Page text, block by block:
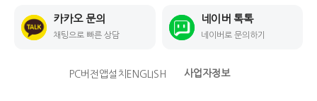
카카오 문의
채팅으로 빠른 상담
네이버 톡톡
네이버로 문의하기
PC버전 앱설치 ENGLISH 사업자정보